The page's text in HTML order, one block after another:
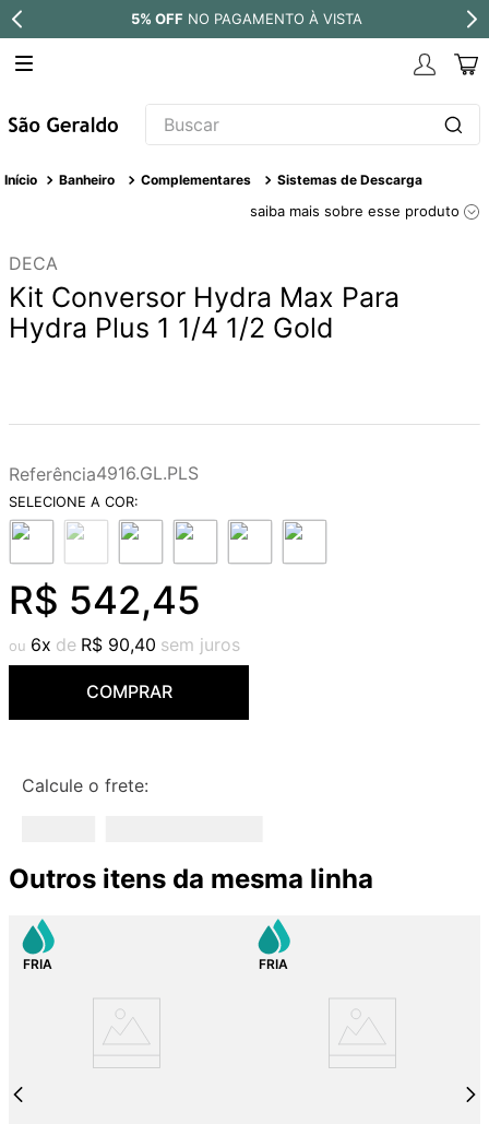
5% OFF NO PAGAMENTO À VISTA
Buscar
Banheiro Complementares Sistemas de Descarga
saiba mais sobre esse produto
DECA
Kit Conversor Hydra Max Para
Hydra Plus 1 1/4 1/2 Gold
Referência4916.GL.PLS
R$ 542,45
6 R$ 90,40
COMPRAR
Calcule o frete:
Outros itens da mesma linha
TERMOS MAIS BUSCADOS
4º
torneira
7º
deca you
8º
black matte
9º
red gold
cobre escovado